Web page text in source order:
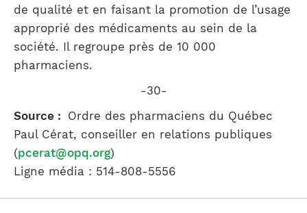
de qualité et en faisant la promotion de l’usage
approprié des médicaments au sein de la
société. Il regroupe près de 10 000
pharmaciens.
-30-
Source : Ordre des pharmaciens du Québec
Paul Cérat, conseiller en relations publiques
(pcerat@opq.org)
Ligne média : 514-808-5556